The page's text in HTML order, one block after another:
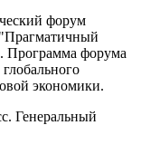
форум
Программа форума
экономики.
Генеральный